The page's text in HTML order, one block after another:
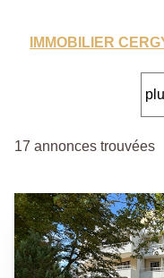
IMMOBILIER
17 annonces trouvées